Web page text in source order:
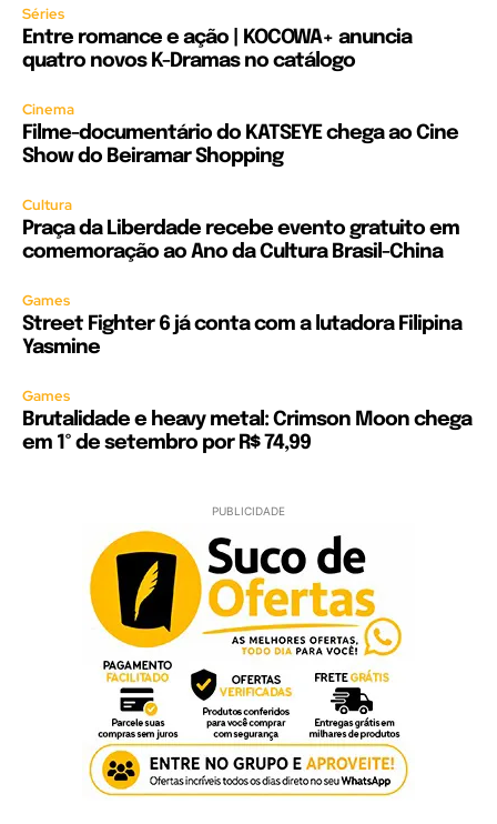
Séries
Entre romance e ação | KOCOWA+ anuncia
quatro novos K-Dramas no catálogo
Cinema
Filme-documentário do KATSEYE chega ao Cine
Show do Beiramar Shopping
Cultura
Praça da Liberdade recebe evento gratuito em
comemoração ao Ano da Cultura Brasil-China
Games
Street Fighter 6 já conta com a lutadora Filipina
Yasmine
Games
Brutalidade e heavy metal: Crimson Moon chega
em 1º de setembro por R$ 74,99
PUBLICIDADE